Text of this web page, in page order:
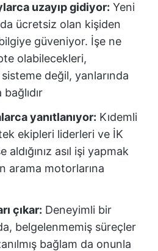
uzayıp gidiyor: Yeni
ücretsiz olan kişiden
güveniyor. İşe ne
olabilecekleri,
değil, yanlarında
yanıtlanıyor: Kıdemli
ekipleri liderleri ve İK
aldığınız asıl işi yapmak
arama motorlarına
çıkar: Deneyimli bir
belgelenmemiş süreçler
bağlam da onunla